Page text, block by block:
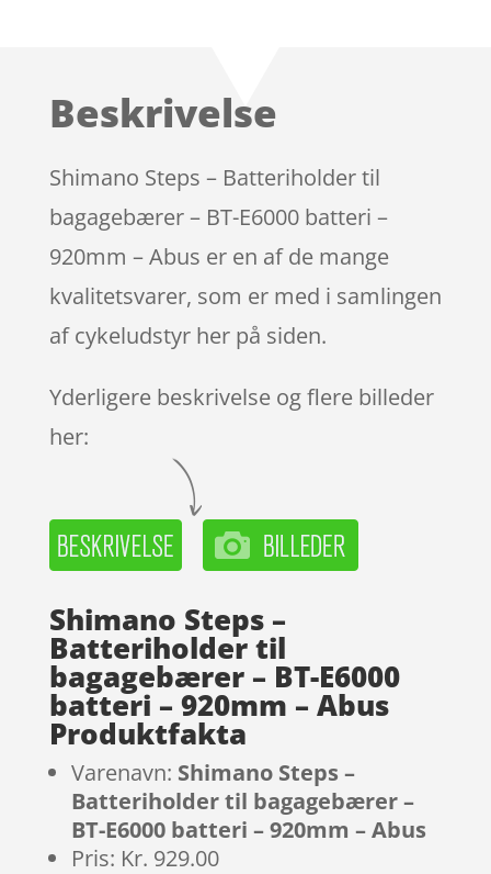
på
mmelser
Beskrivelse
Shimano Steps – Batteriholder til
bagagebærer – BT-E6000 batteri –
920mm – Abus er en af de mange
kvalitetsvarer, som er med i samlingen
af cykeludstyr her på siden.
Yderligere beskrivelse og flere billeder
her:
Shimano Steps –
Batteriholder til
bagagebærer – BT-E6000
batteri – 920mm – Abus
Produktfakta
Varenavn: Shimano Steps –
Batteriholder til bagagebærer –
BT-E6000 batteri – 920mm – Abus
Pris: Kr. 929.00